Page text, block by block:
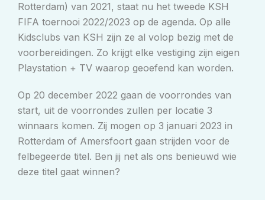
Rotterdam) van 2021, staat nu het tweede KSH
FIFA toernooi 2022/2023 op de agenda. Op alle
Kidsclubs van KSH zijn ze al volop bezig met de
voorbereidingen. Zo krijgt elke vestiging zijn eigen
Playstation + TV waarop geoefend kan worden.
Op 20 december 2022 gaan de voorrondes van
start, uit de voorrondes zullen per locatie 3
winnaars komen. Zij mogen op 3 januari 2023 in
Rotterdam of Amersfoort gaan strijden voor de
felbegeerde titel. Ben jij net als ons benieuwd wie
deze titel gaat winnen?